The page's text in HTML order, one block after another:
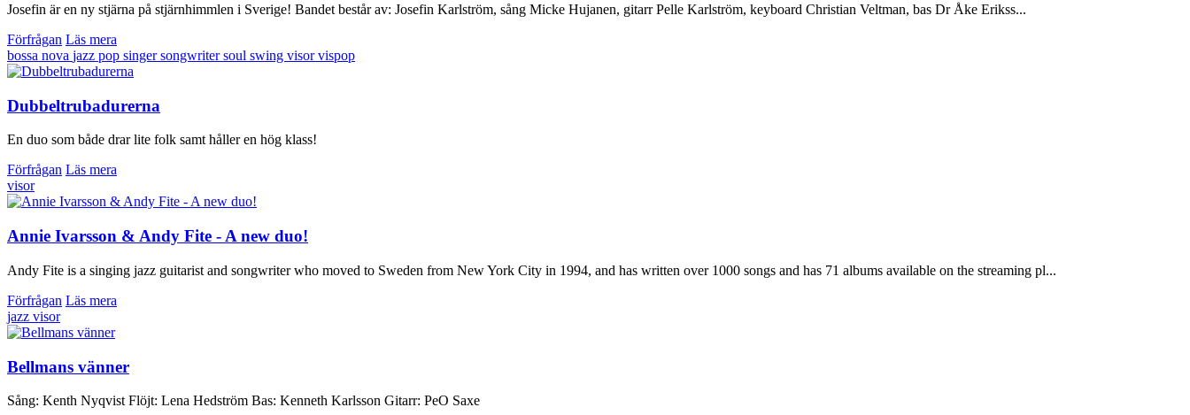
Josefin är en ny stjärna på stjärnhimmlen i Sverige! Bandet består av: Josefin Karlström, sång Micke Hujanen, gitarr Pelle Karlström, keyboard Christian Veltman, bas Dr Åke Erikss...
Förfrågan Läs mera
bossa nova jazz pop singer songwritersoul swing visorvispop
Dubbeltrubadurerna
En duo som både drar lite folk samt håller en hög klass!
Förfrågan Läs mera
visor
Annie Ivarsson & Andy Fite - A new duo!
Andy Fite is a singing jazz guitarist and songwriter who moved to Sweden from New York City in 1994, and has written over 1000 songs and has 71 albums available on the streaming pl...
Förfrågan Läs mera
jazz visor
Bellmans vänner
Sång: Kenth Nyqvist Flöjt: Lena Hedström Bas: Kenneth Karlsson Gitarr: PeO Saxe